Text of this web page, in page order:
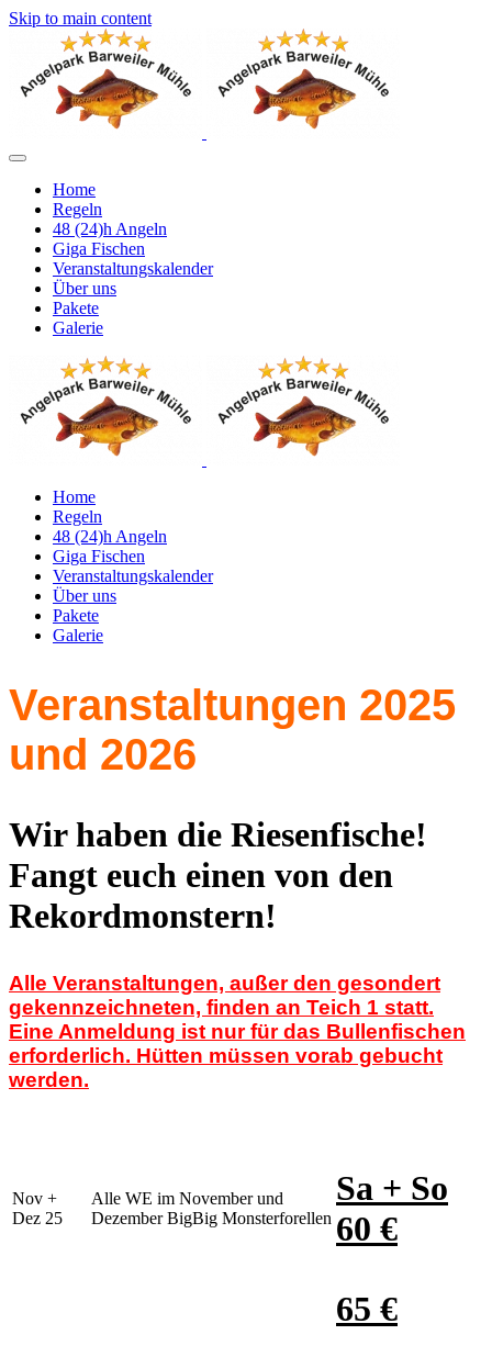
Skip to main content
Home
Regeln
48 (24)h Angeln
Giga Fischen
Veranstaltungskalender
Über uns
Pakete
Galerie
Home
Regeln
48 (24)h Angeln
Giga Fischen
Veranstaltungskalender
Über uns
Pakete
Galerie
Veranstaltungen 2025
und 2026
Wir haben die Riesenfische!
Fangt euch einen von den
Rekordmonstern!
Alle Veranstaltungen, außer den gesondert
gekennzeichneten, finden an Teich 1 statt.
Eine Anmeldung ist nur für das Bullenfischen
erforderlich. Hütten müssen vorab gebucht
werden.
Nov +
Dez 25
Alle WE im November und
Dezember BigBig Monsterforellen
Sa + So
60 €
65 €